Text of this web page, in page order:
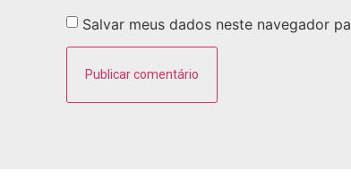
Salvar meus dados neste navegador